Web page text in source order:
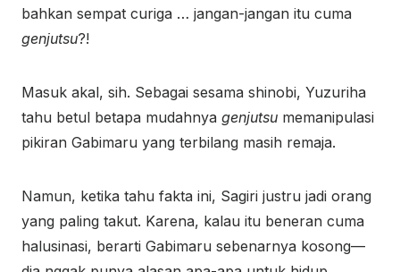
bahkan sempat curiga … jangan-jangan itu cuma
genjutsu?!
Masuk akal, sih. Sebagai sesama shinobi, Yuzuriha
tahu betul betapa mudahnya genjutsu memanipulasi
pikiran Gabimaru yang terbilang masih remaja.
Namun, ketika tahu fakta ini, Sagiri justru jadi orang
yang paling takut. Karena, kalau itu beneran cuma
halusinasi, berarti Gabimaru sebenarnya kosong—